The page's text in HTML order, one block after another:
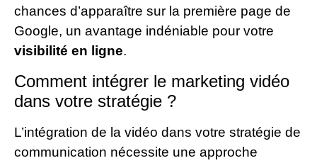
chances d’apparaître sur la première page de
Google, un avantage indéniable pour votre
visibilité en ligne.
Comment intégrer le marketing vidéo
dans votre stratégie ?
L’intégration de la vidéo dans votre stratégie de
communication nécessite une approche